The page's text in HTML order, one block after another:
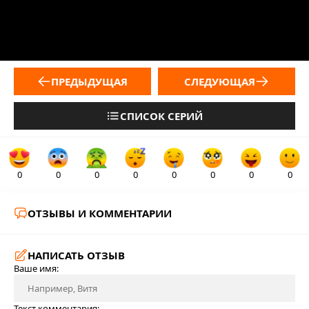
ПРЕДЫДУЩАЯ
СПИСОК СЕРИЙ
СЛЕДУЮЩАЯ
0 0 0 0 0 0 0 0
ОТЗЫВЫ И КОММЕНТАРИИ
НАПИСАТЬ ОТЗЫВ
Ваше имя: